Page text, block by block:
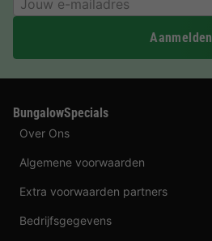
Aanmelden
BungalowSpecials
Over Ons
Algemene voorwaarden
Extra voorwaarden partners
Bedrijfsgegevens